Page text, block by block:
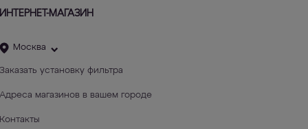
ИНТЕРНЕТ-МАГАЗИН
Москва
Заказать установку фильтра
Адреса магазинов в вашем городе
Контакты